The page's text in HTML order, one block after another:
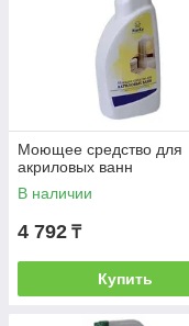
Моющее средство для
акриловых ванн
В наличии
4 792 ₸
Купить